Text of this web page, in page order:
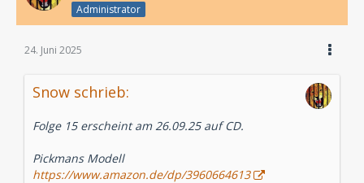
Administrator
24. Juni 2025
Snow schrieb:
Folge 15 erscheint am 26.09.25 auf CD.
Pickmans Modell
https://www.amazon.de/dp/3960664613